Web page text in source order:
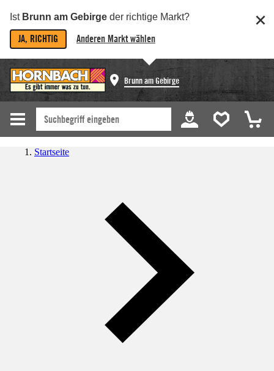
Ist Brunn am Gebirge der richtige Markt?
JA, RICHTIG Anderen Markt wählen
Brunn am Gebirge
Startseite